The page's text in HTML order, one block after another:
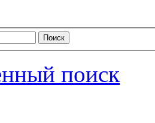
поиск